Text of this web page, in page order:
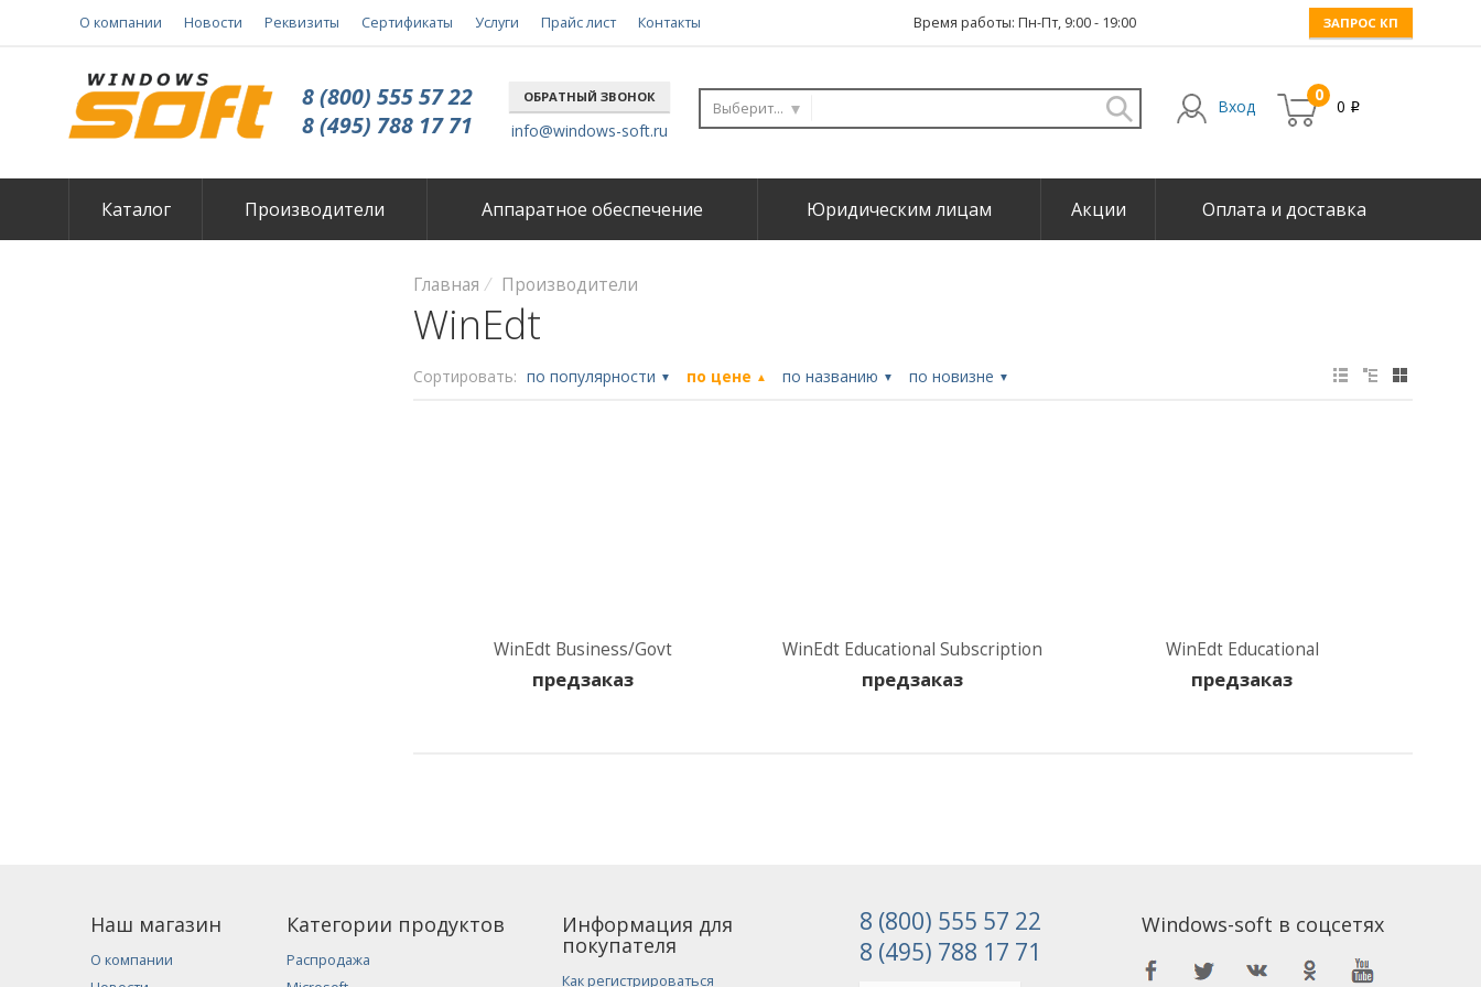
О компании Новости Реквизиты Сертификаты Услуги Прайс лист Контакты Время работы: Пн-Пт, 9:00 - 19:00 ЗАПРОС КП
8 (800) 555 57 22
8 (495) 788 17 71
ОБРАТНЫЙ ЗВОНОК
info@windows-soft.ru
Выберите... Вход
0
0 i
Каталог Производители Аппаратное обеспечение Юридическим лицам Акции Оплата и доставка
Главная Производители
WinEdt
Сортировать: по популярности ▼ по цене ▲ по названию ▼ по новизне ▼
WinEdt Business/Govt
предзаказ
WinEdt Educational Subscription
предзаказ
WinEdt Educational
предзаказ
Наш магазин
О компании
Категории продуктов
Распродажа
Информация для
покупателя
Как регистрироваться
8 (800) 555 57 22
8 (495) 788 17 71
Windows-soft в соцсетях